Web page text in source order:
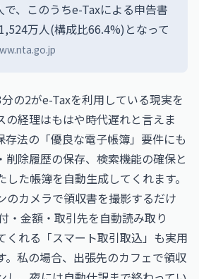
で、このうちe-Taxによる申告書
万人(構成比66.4%)となって
の2がe-Taxを利用している現実を
の経理はもはや時代遅れと言えま
存法の「優良な電子帳簿」要件にも
削除履歴の保存、検索機能の確保と
た帳簿を自動生成してくれます。
のカメラで領収書を撮影するだけ
・金額・取引先を自動読み取り
くれる「スマート取引取込」も実用
。私の場合、出張先のカフェで領収